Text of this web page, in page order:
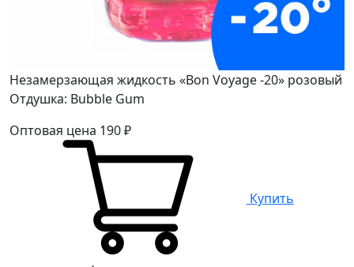
Незамерзающая жидкость «Bon Voyage -20» розовый
Отдушка: Bubble Gum
Оптовая цена 190₽
Купить